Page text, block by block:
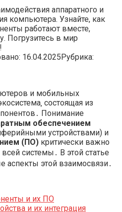
аппаратного и
компьютера. Узнайте, как
работают вместе,
Погрузитесь в мир
16.04.2025Рубрика:
и мобильных
состоящая из
Понимание
обеспечением
устройствами) и
(ПО) критически важно
системы․ В этой статье
этой взаимосвязи․
и их ПО
и их интеграция